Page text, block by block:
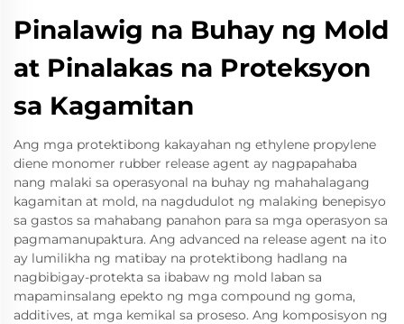
Pinalawig na Buhay ng Mold
at Pinalakas na Proteksyon
sa Kagamitan
Ang mga protektibong kakayahan ng ethylene propylene
diene monomer rubber release agent ay nagpapahaba
nang malaki sa operasyonal na buhay ng mahahalagang
kagamitan at mold, na nagdudulot ng malaking benepisyo
sa gastos sa mahabang panahon para sa mga operasyon sa
pagmamanupaktura. Ang advanced na release agent na ito
ay lumilikha ng matibay na protektibong hadlang na
nagbibigay-protekta sa ibabaw ng mold laban sa
mapaminsalang epekto ng mga compound ng goma,
additives, at mga kemikal sa proseso. Ang komposisyon ng